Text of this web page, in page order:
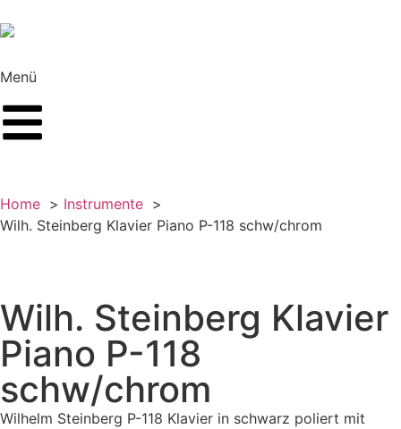
Menü
Home
Instrumente
Wilh. Steinberg Klavier Piano P-118 schw/chrom
Wilh. Steinberg Klavier
Piano P-118
schw/chrom
Wilhelm Steinberg P-118 Klavier in schwarz poliert mit